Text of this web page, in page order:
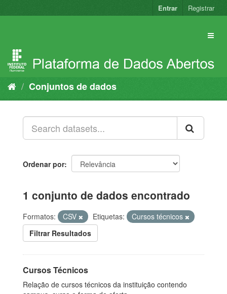
para
Entrar Registrar
Conjuntos de dados
Ordenar por
1 conjunto de dados encontrado
Formatos: CSV Etiquetas:
Cursos técnicos
Filtrar Resultados
Cursos Técnicos
Relação de cursos técnicos da instituição contendo